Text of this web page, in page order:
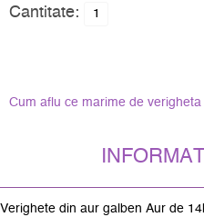
Cantitate:
Cum aflu ce marime de
Verighete din aur galben Aur de